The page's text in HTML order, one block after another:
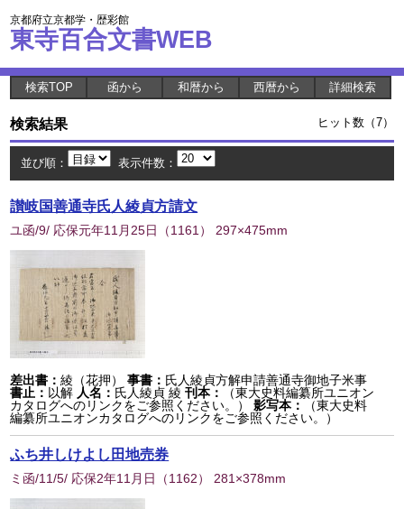
京都府立京都学・歴彩館
東寺百合文書WEB
検索TOP 函から 和暦から 西暦から 詳細検索
検索結果 ヒット数（7）
並び順： 表示件数：
讃岐国善通寺氏人綾貞方請文
ユ函/9/ 応保元年11月25日 （1161 ） 297×475mm
差出書：綾（花押） 事書： 氏人綾貞方解申請善通寺御地子米事
書止： 以解 人名： 氏人綾貞 綾 刊本：
（東大史料編纂所ユニオン
カタログへのリンクをご参照ください。）
影写本：
（東大史料
編纂所ユニオンカタログへのリンクをご参照ください。）
ふち井しけよし田地売券
ミ函/11/5/ 応保2年11月日 （1162） 281×378mm